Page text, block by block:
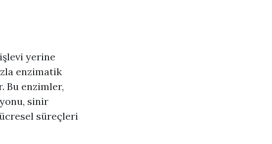
yerine
enzimatik
Bu enzimler,
sinir
süreçleri